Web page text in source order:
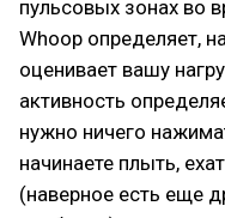
пульсовых зонах во
Whoop определяет,
оценивает вашу
активность
нужно ничего
начинаете плыть,
(наверное есть еще